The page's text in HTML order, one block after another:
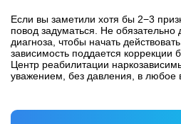
Если вы заметили хотя бы 2−3
повод задуматься. Не
диагноза, чтобы начать
зависимость поддается коррекции
Центр реабилитации
уважением, без давления, в любое